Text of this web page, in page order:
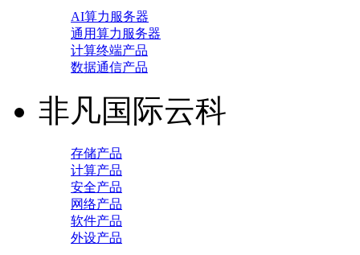
AI算力服务器
通用算力服务器
计算终端产品
数据通信产品
非凡国际云科
存储产品
计算产品
安全产品
网络产品
软件产品
外设产品